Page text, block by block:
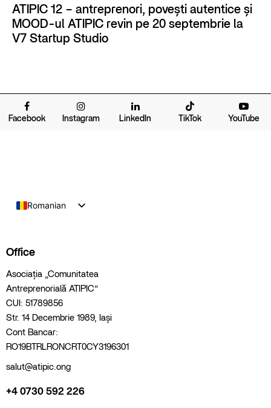
ATIPIC 12 – antreprenori, povești autentice și
MOOD-ul ATIPIC revin pe 20 septembrie la
V7 Startup Studio
Facebook Instagram LinkedIn TikTok YouTube
Romanian
Office
Asociația „Comunitatea
Antreprenorială ATIPIC”
CUI: 51789856
Str. 14 Decembrie 1989, Iași
Cont Bancar:
RO19BTRLRONCRT0CY3196301
salut@atipic.ong
+4 0730 592 226